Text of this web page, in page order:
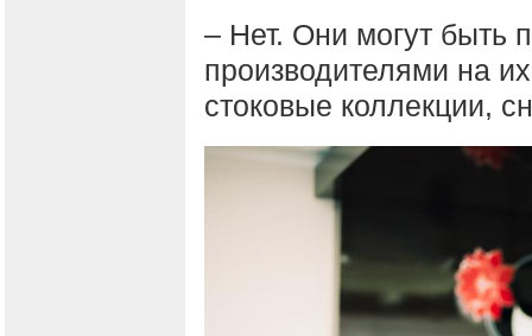
– Нет. Они могут быть
производителями на
стоковые коллекции,